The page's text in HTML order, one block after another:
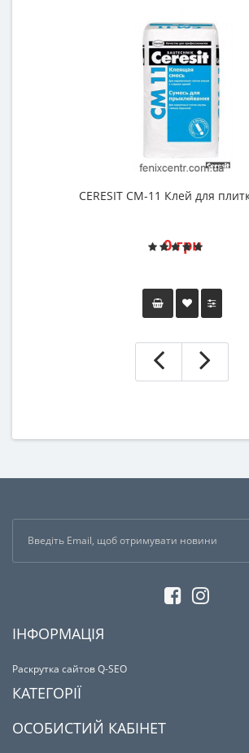
CERESIT СМ-11 Клей для
0 грн
ІНФОРМАЦІЯ
Раскрутка сайтов Q-SEO
КАТЕГОРІЇ
ОСОБИСТИЙ КАБІНЕТ